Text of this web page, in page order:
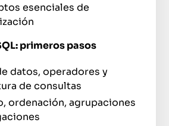
esenciales de
primeros pasos
datos, operadores y
de consultas
ordenación, agrupaciones